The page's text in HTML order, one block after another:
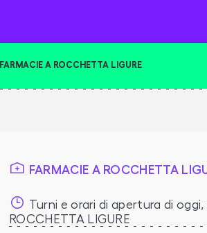
FARMACIE A ROCCHETTA LIGURE
FARMACIE A ROCCHETTA
Turni e orari di apertura di oggi,
ROCCHETTA LIGURE